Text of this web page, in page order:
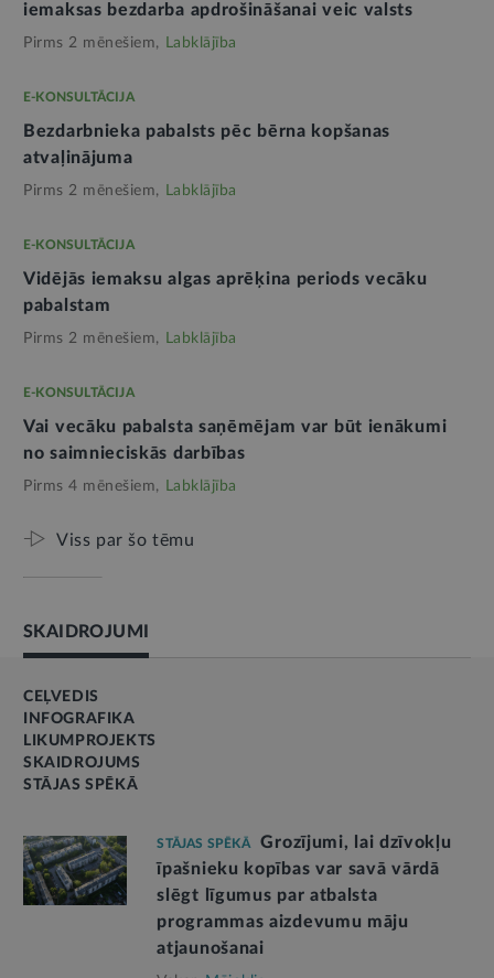
iemaksas bezdarba apdrošināšanai veic valsts
Pirms 2 mēnešiem, Labklājība
E-KONSULTĀCIJA
Bezdarbnieka pabalsts pēc bērna kopšanas
atvaļinājuma
Pirms 2 mēnešiem, Labklājība
E-KONSULTĀCIJA
Vidējās iemaksu algas aprēķina periods vecāku
pabalstam
Pirms 2 mēnešiem, Labklājība
E-KONSULTĀCIJA
Vai vecāku pabalsta saņēmējam var būt ienākumi
no saimnieciskās darbības
Pirms 4 mēnešiem, Labklājība
Viss par šo tēmu
SKAIDROJUMI
CEĻVEDIS
INFOGRAFIKA
LIKUMPROJEKTS
SKAIDROJUMS
STĀJAS SPĒKĀ
STĀJAS SPĒKĀ
Grozījumi, lai dzīvokļu
īpašnieku kopības var savā vārdā
slēgt līgumus par atbalsta
programmas aizdevumu māju
atjaunošanai